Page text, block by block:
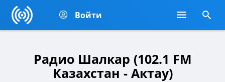
Войти
Радио Шалкар (102.1 FM
Казахстан - Актау)